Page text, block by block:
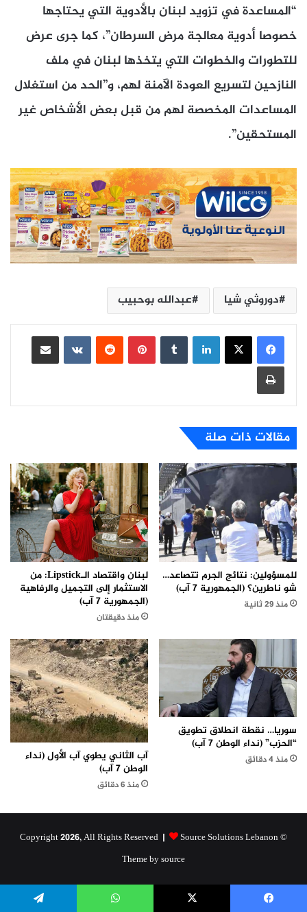
“المساعدة في تزويد لبنان بالأدوية التي يحتاجها
خصوصا أدوية معالجة مرض السرطان”، كما جرى عرض
للتطورات والخطوات التي يتخذها لبنان في ملف
النازحين لتسريع العودة الآمنة لهم، و”الحد من استغلال
المساعدات المخصصة لهم من قبل بعض الأشخاص غير
المستحقين”.
دوروثي شيا عبدالله بوحبيب
لينكدإن بينتيريست
مشاركة عبر البريد
طباعة
مقالات ذات صلة
للمسؤولين: نتائج الجرم تتصاعد…
شو ناطرين؟ (الجمهورية 7 آب)
منذ 29 ثانية
لبنان واقتصاد الـLipstick: من
الاستثمار إلى التجميل والرفاهية
(الجمهورية 7 آب)
منذ دقيقتان
سوريا… نقطة انطلاق تطويق
“الحزب” (نداء الوطن 7 آب)
منذ 4 دقائق
آب الثاني يطوي آب الأول (نداء
الوطن 7 آب)
منذ 6 دقائق
© Copyright 2026, All Rights Reserved |
Source Solutions Lebanon
Theme by source